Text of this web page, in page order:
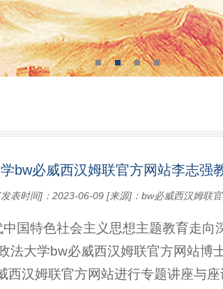
bw必威西汉姆联官方网站李志强
表时间]：2023-06-09 [来源]：bw必威西汉姆联
国特色社会主义思想主题教育走向
法大学bw必威西汉姆联官方网站博
西汉姆联官方网站进行专题讲座与